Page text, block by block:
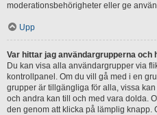
moderationsbehörigheter eller ge
Upp
Var hittar jag användargrupperna och
Du kan visa alla användargrupper via
kontrollpanel. Om du vill gå med i en
grupper är tillgängliga för alla, vissa
och andra kan till och med vara dolda.
den genom att klicka på lämplig knapp.